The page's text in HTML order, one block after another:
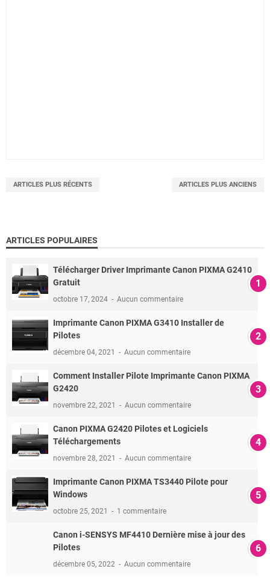
ARTICLES PLUS RÉCENTS ARTICLES PLUS ANCIENS
ARTICLES POPULAIRES
Télécharger Driver Imprimante Canon PIXMA G2410
Gratuit
octobre 17, 2024 Aucun commentaire
Imprimante Canon PIXMA G3410 Installer de
Pilotes
décembre 04, 2021 Aucun commentaire
Comment Installer Pilote Imprimante Canon PIXMA
G2420
novembre 22, 2021 Aucun commentaire
Canon PIXMA G2420 Pilotes et Logiciels
Téléchargements
novembre 28, 2021 Aucun commentaire
Imprimante Canon PIXMA TS3440 Pilote pour
Windows
octobre 25, 2021 1 commentaire
Canon i-SENSYS MF4410 Dernière mise à jour des
Pilotes
décembre 05, 2022 Aucun commentaire